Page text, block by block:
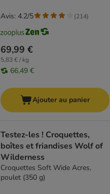
69,99 €
5,83 € / kg
66,49 €
Avis: 4.2/5 (214)
Ajouter au panier
Testez-les ! Croquettes,
boîtes et friandises Wolf of
Wilderness
Croquettes Soft Wide Acres,
poulet (350 g)